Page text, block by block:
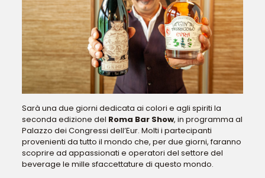
Sarà una due giorni dedicata ai colori e agli spiriti la
seconda edizione del Roma Bar Show, in programma al
Palazzo dei Congressi dell’Eur. Molti i partecipanti
provenienti da tutto il mondo che, per due giorni, faranno
scoprire ad appassionati e operatori del settore del
beverage le mille sfaccettature di questo mondo.